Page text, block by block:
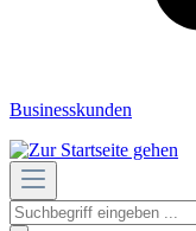
Businesskunden